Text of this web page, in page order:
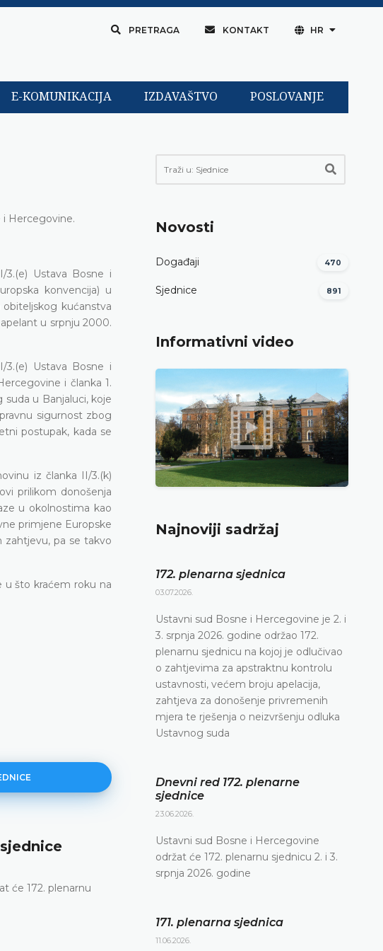
PRETRAGA KONTAKT HR
E-KOMUNIKACIJA IZDAVAŠTVO POSLOVANJE
i Hercegovine.
3.(e) Ustava Bosne i
konvencija) u
kućanstva
u srpnju 2000.
3.(e) Ustava Bosne i
i članka 1.
u Banjaluci, koje
sigurnost zbog
postupak, kada se
iz članka II/3.(k)
prilikom donošenja
u okolnostima kao
primjene Europske
zahtjevu, pa se takvo
u što kraćem roku na
će 172. plenarnu
171. plenarna sjednica
11.06.2026.
DETALJNIJE
Novosti
Događaji 470
Sjednice 891
Informativni video
Najnoviji sadržaj
172. plenarna sjednica
03.07.2026.
Ustavni sud Bosne i Hercegovine je 2. i
3. srpnja 2026. godine održao 172.
plenarnu sjednicu na kojoj je odlučivao
o zahtjevima za apstraktnu kontrolu
ustavnosti, većem broju apelacija,
zahtjeva za donošenje privremenih
mjera te rješenja o neizvršenju odluka
Ustavnog suda
Dnevni red 172. plenarne
sjednice
23.06.2026.
Ustavni sud Bosne i Hercegovine
održat će 172. plenarnu sjednicu 2. i 3.
srpnja 2026. godine
171. plenarna sjednica
11.06.2026.